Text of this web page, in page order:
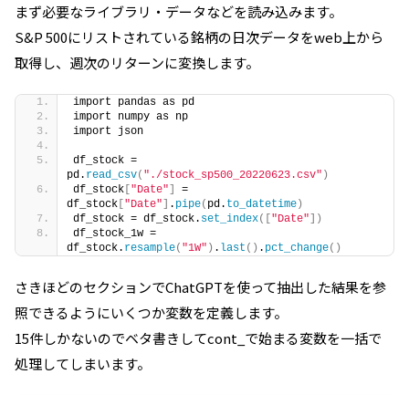
まず必要なライブラリ・データなどを読み込みます。
S&P 500にリストされている銘柄の日次データをweb上から
取得し、週次のリターンに変換します。
import pandas as pd
import numpy as np
import json
df_stock =
pd. read_csv( "./stock_sp500_20220623.csv" )
df_stock ["Date"]
=
df_stock ["Date"] . pipe( pd. to_datetime)
df_stock = df_stock. set_index(["Date"])
df_stock_1w =
df_stock. resample( "1W" ) . last () . pct_change()
さきほどのセクションでChatGPTを使って抽出した結果を参
照できるようにいくつか変数を定義します。
15件しかないのでベタ書きしてcont_で始まる変数を一括で
処理してしまいます。